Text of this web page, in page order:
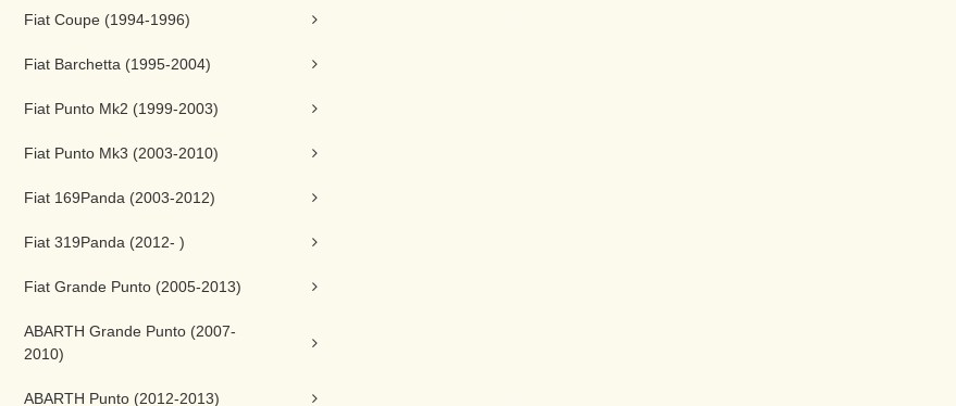
Fiat Coupe (1994-1996)
Fiat Barchetta (1995-2004)
Fiat Punto Mk2 (1999-2003)
Fiat Punto Mk3 (2003-2010)
Fiat 169Panda (2003-2012)
Fiat 319Panda (2012- )
Fiat Grande Punto (2005-2013)
ABARTH Grande Punto (2007-
2010)
ABARTH Punto (2012-2013)